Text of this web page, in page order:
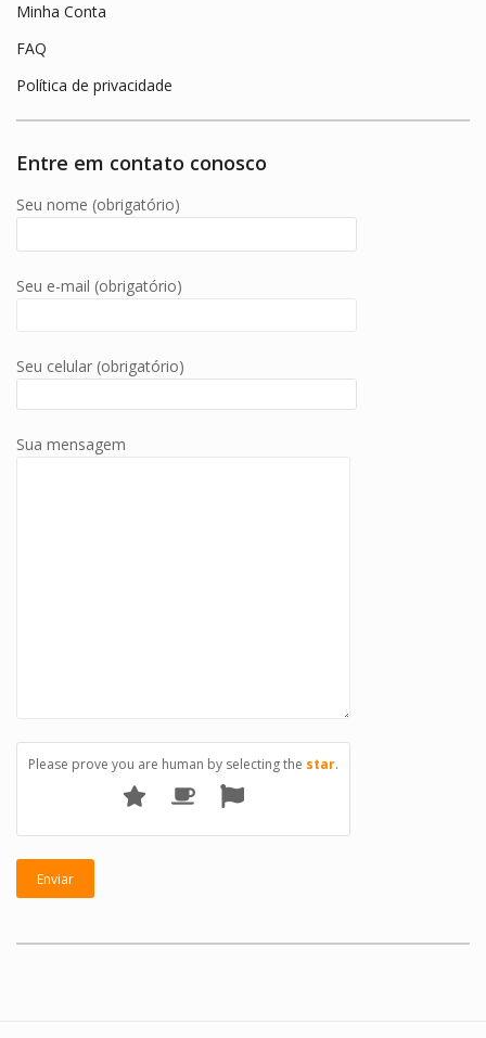
Minha Conta
FAQ
Política de privacidade
Entre em contato conosco
Seu nome (obrigatório)
Seu e-mail (obrigatório)
Seu celular (obrigatório)
Sua mensagem
Please prove you are human by selecting the star.